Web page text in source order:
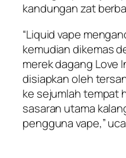
kandungan zat
“Liquid vape
kemudian dikemas
merek dagang Love
disiapkan oleh
ke sejumlah tempat
sasaran utama
pengguna vape,”